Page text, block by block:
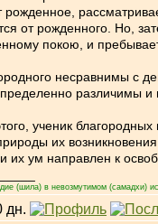
рожденное,
от рожденного. Но,
покою, и
несравнимы с
различимы
ученик
их
их ум направлен к
(шила) в невозмутимом (самадхи)